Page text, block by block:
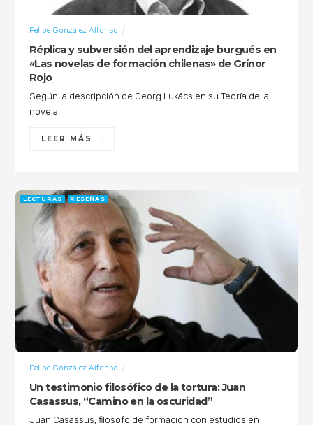
Réplica y subversión del aprendizaje burgués en
«Las novelas de formación chilenas» de Grínor
Rojo
Felipe González Alfonso
Según la descripción de Georg Lukács en su Teoría de la
novela
LEER MÁS
Un testimonio filosófico de la tortura: Juan
Casassus, “Camino en la oscuridad”
Felipe González Alfonso
LECTURAS RESEÑAS
Juan Casassus, filósofo de formación con estudios en